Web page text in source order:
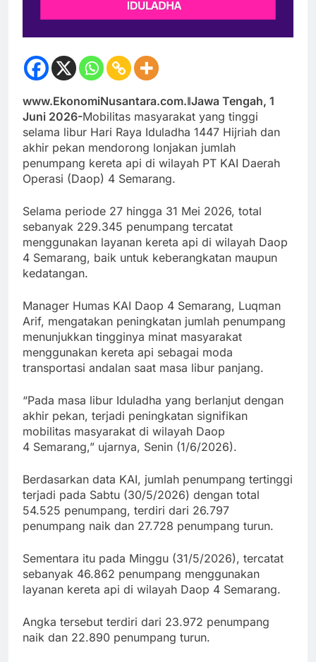
www.EkonomiNusantara.com.ǁJawa Tengah, 1
Juni 2026-Mobilitas masyarakat yang tinggi
selama libur Hari Raya Iduladha 1447 Hijriah dan
akhir pekan mendorong lonjakan jumlah
penumpang kereta api di wilayah PT KAI Daerah
Operasi (Daop) 4 Semarang.
Selama periode 27 hingga 31 Mei 2026, total
sebanyak 229.345 penumpang tercatat
menggunakan layanan kereta api di wilayah Daop
4 Semarang, baik untuk keberangkatan maupun
kedatangan.
Manager Humas KAI Daop 4 Semarang, Luqman
Arif, mengatakan peningkatan jumlah penumpang
menunjukkan tingginya minat masyarakat
menggunakan kereta api sebagai moda
transportasi andalan saat masa libur panjang.
“Pada masa libur Iduladha yang berlanjut dengan
akhir pekan, terjadi peningkatan signifikan
mobilitas masyarakat di wilayah Daop
4 Semarang,” ujarnya, Senin (1/6/2026).
Berdasarkan data KAI, jumlah penumpang tertinggi
terjadi pada Sabtu (30/5/2026) dengan total
54.525 penumpang, terdiri dari 26.797
penumpang naik dan 27.728 penumpang turun.
Sementara itu pada Minggu (31/5/2026), tercatat
sebanyak 46.862 penumpang menggunakan
layanan kereta api di wilayah Daop 4 Semarang.
Angka tersebut terdiri dari 23.972 penumpang
naik dan 22.890 penumpang turun.